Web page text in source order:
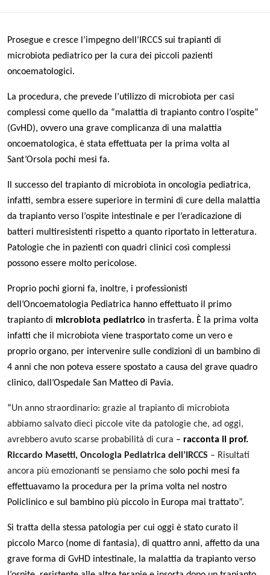
Prosegue e cresce l’impegno dell’IRCCS sui trapianti di
microbiota pediatrico per la cura dei piccoli pazienti
oncoematologici.
La procedura, che prevede l’utilizzo di microbiota per casi
complessi come quello da “malattia di trapianto contro l’ospite”
(GvHD), ovvero una grave complicanza di una malattia
oncoematologica, è stata effettuata per la prima volta al
Sant’Orsola pochi mesi fa.
Il successo del trapianto di microbiota in oncologia pediatrica,
infatti, sembra essere superiore in termini di cure della malattia
da trapianto verso l’ospite intestinale e per l’eradicazione di
batteri multiresistenti rispetto a quanto riportato in letteratura.
Patologie che in pazienti con quadri clinici così complessi
possono essere molto pericolose.
Proprio pochi giorni fa, inoltre, i professionisti
dell’Oncoematologia Pediatrica hanno effettuato il primo
trapianto di microbiota pediatrico in trasferta. È la prima volta
infatti che il microbiota viene trasportato come un vero e
proprio organo, per intervenire sulle condizioni di un bambino di
4 anni che non poteva essere spostato a causa del grave quadro
clinico, dall’Ospedale San Matteo di Pavia.
“Un anno straordinario: grazie al trapianto di microbiota
abbiamo salvato dieci piccole vite da patologie che, ad oggi,
avrebbero avuto scarse probabilità di cura – racconta il prof.
Riccardo Masetti, Oncologia Pediatrica dell’IRCCS – Risultati
ancora più emozionanti se pensiamo che solo pochi mesi fa
effettuavamo la procedura per la prima volta nel nostro
Policlinico e sul bambino più piccolo in Europa mai trattato”.
Si tratta della stessa patologia per cui oggi è stato curato il
piccolo Marco (nome di fantasia), di quattro anni, affetto da una
grave forma di GvHD intestinale, la malattia da trapianto verso